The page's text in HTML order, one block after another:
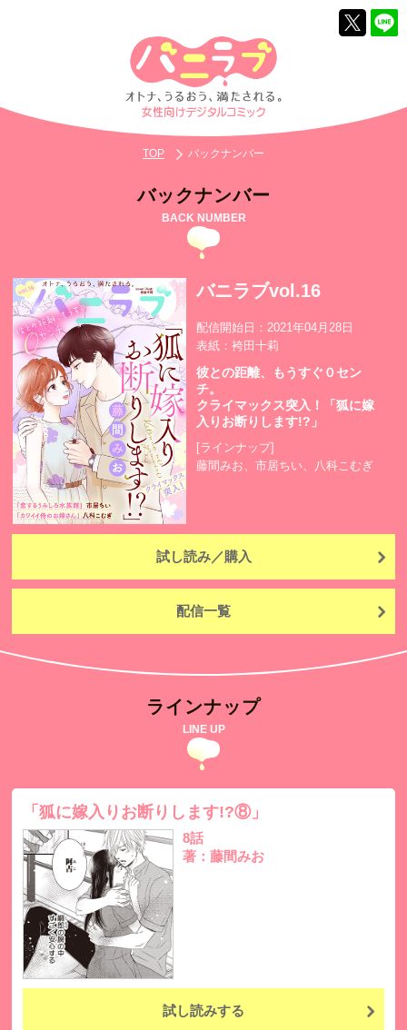
TOP バックナンバー
バックナンバー
BACK NUMBER
バニラブvol.16
配信開始日：2021年04月28日
表紙：袴田十莉
彼との距離、もうすぐ０セン
チ。
クライマックス突入！「狐に嫁
入りお断りします!?」
[ラインナップ]
藤間みお、市居ちい、八科こむぎ
試し読み／購入
配信一覧
ラインナップ
LINE UP
「狐に嫁入りお断りします!?⑧」
8話
著：藤間みお
試し読みする